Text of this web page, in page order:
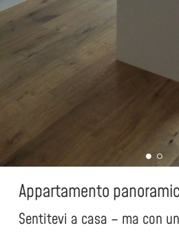
Appartamento
Sentitevi a casa – ma con